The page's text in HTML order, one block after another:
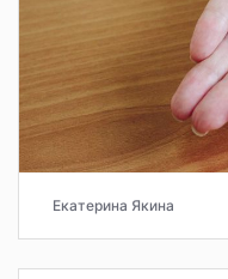
Екатерина Якина